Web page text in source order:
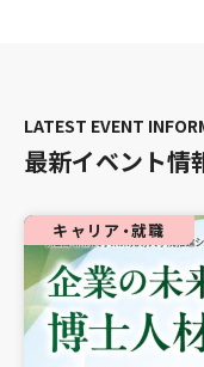
最新イベント情
キャリア・就職